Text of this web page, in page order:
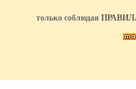
только соблюдая